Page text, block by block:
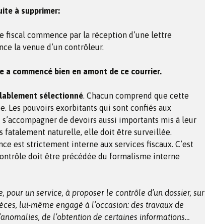
à supprimer:
fiscal commence par la réception d’une lettre
la venue d’un contrôleur.
commencé bien en amont de ce courrier.
sélectionné. Chacun comprend que cette
Les pouvoirs exorbitants qui sont confiés aux
de devoirs aussi importants mis à leur
fatalement naturelle, elle doit être surveillée.
est strictement interne aux services fiscaux. C’est
doit être précédée du formalisme interne
pour un service, à proposer le contrôle d’un dossier, sur
lui-même engagé à l’occasion: des travaux de
de l’obtention de certaines informations…